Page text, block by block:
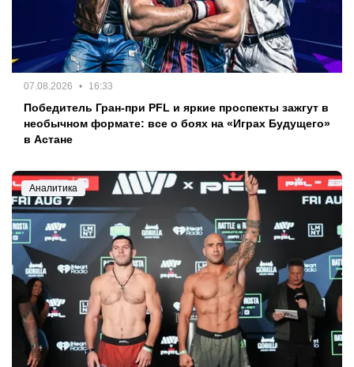
07.08.2026 16:33
Победитель Гран-при PFL и яркие проспекты зажгут в
необычном формате: все о боях на «Играх Будущего»
в Астане
Аналитика